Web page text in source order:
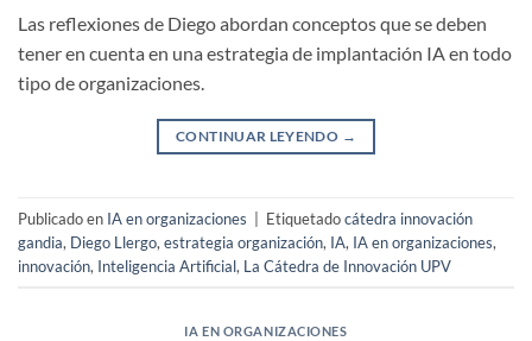
Las reflexiones de Diego abordan conceptos que se deben
tener en cuenta en una estrategia de implantación IA en todo
tipo de organizaciones.
CONTINUAR LEYENDO →
Publicado en IA en organizaciones Etiquetadocátedra innovación
gandia, Diego Llergo, estrategia organización, IA, IA en organizaciones,
innovación, Inteligencia Artificial, La Cátedra de Innovación UPV
IA EN ORGANIZACIONES